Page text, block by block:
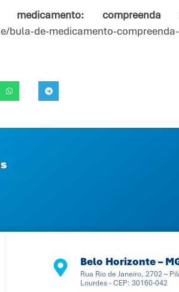
bula-de-medicamento-
Belo Horizonte –
Rua Rio de Janeiro, 2702 –
Lourdes - CEP: 30160-042